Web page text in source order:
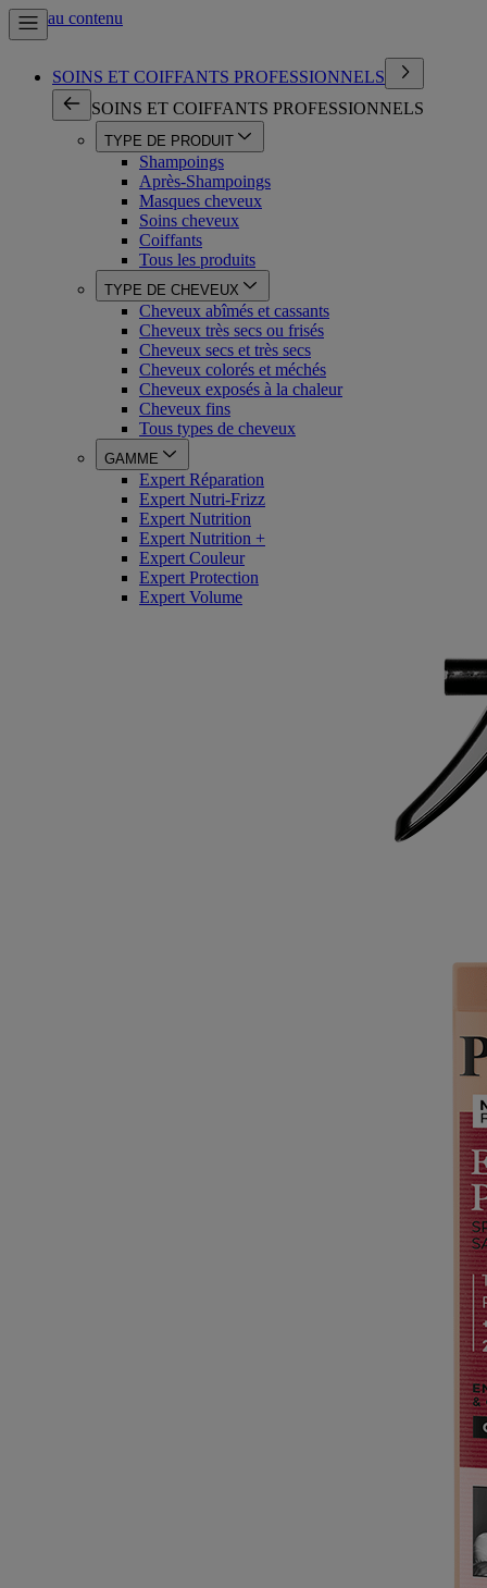
Aller au contenu
SOINS ET COIFFANTS PROFESSIONNELS
SOINS ET COIFFANTS PROFESSIONNELS
TYPE DE PRODUIT
Shampoings
Après-Shampoings
Masques cheveux
Soins cheveux
Coiffants
Tous les produits
TYPE DE CHEVEUX
Cheveux abîmés et cassants
Cheveux très secs ou frisés
Cheveux secs et très secs
Cheveux colorés et méchés
Cheveux exposés à la chaleur
Cheveux fins
Tous types de cheveux
GAMME
Expert Réparation
Expert Nutri-Frizz
Expert Nutrition
Expert Nutrition +
Expert Couleur
Expert Protection
Expert Volume